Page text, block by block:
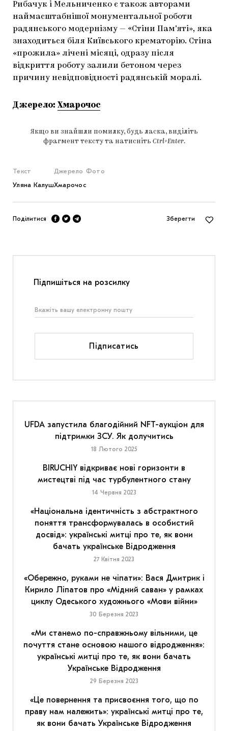
Рибачук і Мельниченко є також авторами
наймасштабнішої монументальної роботи
радянського модернізму — «Стіни Пам’яті», яка
знаходиться біля Київського крематорію. Стіна
«прожила» лічені місяці, одразу після
відкриття роботу залили бетоном через
причину невідповідності радянській моралі.
Джерело: Хмарочос
Якщо ви знайшли помилку, будь ласка, виділіть
фрагмент тексту та натисніть Ctrl+Enter.
Текст
Уляна Калуш
Джерело
Хмарочос
Фото
Поділитися Зберегти
Підпишіться на розсилку
Підписатись
UFDA запустила благодійний NFT-аукціон для
підтримки ЗСУ. Як долучитись
18 Лютого 2025
BIRUCHIY відкриває нові горизонти в
мистецтві під час турбулентного стану
14 Червня 2023
«Національна ідентичність з абстрактного
поняття трансформувалась в особистий
досвід»: українські митці про те, як вони
бачать українське Відродження
27 Квітня 2023
«Обережно, руками не чіпати»: Вася Дмитрик і
Кирило Ліпатов про «Мідний саван» у рамках
циклу Одеського художнього «Мови війни»
30 Березня 2023
«Ми станемо по-справжньому вільними, це
почуття стане основою нашого відродження»:
українські митці про те, як вони бачать
Українське Відродження
29 Березня 2023
«Це повернення та присвоєння того, що по
праву нам належить»: українські митці про те,
як вони бачать Українське Відродження